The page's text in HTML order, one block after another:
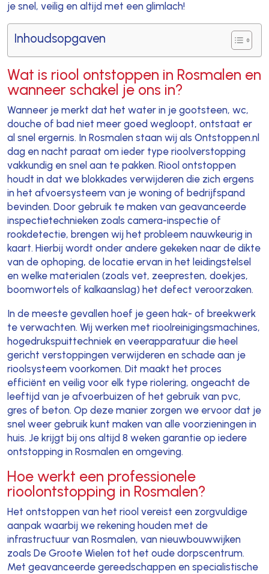
je snel, veilig en altijd met een glimlach!
Inhoudsopgaven
Wat is riool ontstoppen in Rosmalen en
wanneer schakel je ons in?
Wanneer je merkt dat het water in je gootsteen, wc,
douche of bad niet meer goed wegloopt, ontstaat er
al snel ergernis. In Rosmalen staan wij als Ontstoppen.nl
dag en nacht paraat om ieder type rioolverstopping
vakkundig en snel aan te pakken. Riool ontstoppen
houdt in dat we blokkades verwijderen die zich ergens
in het afvoersysteem van je woning of bedrijfspand
bevinden. Door gebruik te maken van geavanceerde
inspectietechnieken zoals camera-inspectie of
rookdetectie, brengen wij het probleem nauwkeurig in
kaart. Hierbij wordt onder andere gekeken naar de dikte
van de ophoping, de locatie ervan in het leidingstelsel
en welke materialen (zoals vet, zeepresten, doekjes,
boomwortels of kalkaanslag) het defect veroorzaken.
In de meeste gevallen hoef je geen hak- of breekwerk
te verwachten. Wij werken met rioolreinigingsmachines,
hogedrukspuittechniek en veerapparatuur die heel
gericht verstoppingen verwijderen en schade aan je
rioolsysteem voorkomen. Dit maakt het proces
efficiënt en veilig voor elk type riolering, ongeacht de
leeftijd van je afvoerbuizen of het gebruik van pvc,
gres of beton. Op deze manier zorgen we ervoor dat je
snel weer gebruik kunt maken van alle voorzieningen in
huis. Je krijgt bij ons altijd 8 weken garantie op iedere
ontstopping in Rosmalen en omgeving.
Hoe werkt een professionele
rioolontstopping in Rosmalen?
Het ontstoppen van het riool vereist een zorgvuldige
aanpak waarbij we rekening houden met de
infrastructuur van Rosmalen, van nieuwbouwwijken
zoals De Groote Wielen tot het oude dorpscentrum.
Met geavanceerde gereedschappen en specialistische